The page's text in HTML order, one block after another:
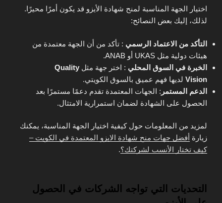
اختيار الجهة المناسبة لمنح شهادة الأيزو قد يكون أمرًا محيرًا.
لذلك، إليك بعض النصائح:
التأكد من الاعتماد الرسمي : تأكد من أن الجهة معتمدة من
هيئات دولية مثل UKAS أو ANAB.
الخبرة في السوق المحلي : اختر جهة مثل Quality
Vision لديها فهم عميق بالسوق الكويتي.
الدعم المستمر : الجهات المعتمدة تقدم دعمًا مستمرًا بعد
الحصول على الشهادة لضمان استمرارية الامتثال.
لمزيد من المعلومات حول كيفية اختيار الجهة المناسبة، يمكنك
زيارة أفضل جهات منح شهادة الايزو المعتمدة في الكويت –
كيف تختار الأنسب لشركتك؟.
التحديات التي تواجه الشركات في الحصول